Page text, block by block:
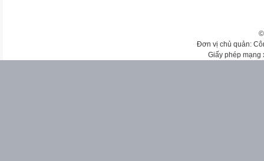
Đơn vị chủ quản:
Giấy phép mạng